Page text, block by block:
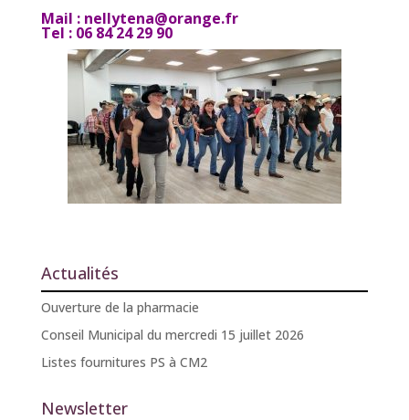
Mail : nellytena@orange.fr
Tel : 06 84 24 29 90
Actualités
Ouverture de la pharmacie
Conseil Municipal du mercredi 15 juillet 2026
Listes fournitures PS à CM2
Newsletter